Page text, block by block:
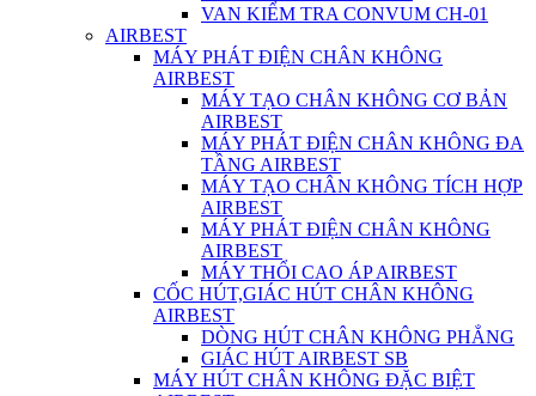
VAN KIỂM TRA CONVUM CH-01
AIRBEST
MÁY PHÁT ĐIỆN CHÂN KHÔNG
AIRBEST
MÁY TẠO CHÂN KHÔNG CƠ BẢN
AIRBEST
MÁY PHÁT ĐIỆN CHÂN KHÔNG ĐA
TẦNG AIRBEST
MÁY TẠO CHÂN KHÔNG TÍCH HỢP
AIRBEST
MÁY PHÁT ĐIỆN CHÂN KHÔNG
AIRBEST
MÁY THỔI CAO ÁP AIRBEST
CỐC HÚT,GIÁC HÚT CHÂN KHÔNG
AIRBEST
DÒNG HÚT CHÂN KHÔNG PHẲNG
GIÁC HÚT AIRBEST SB
MÁY HÚT CHÂN KHÔNG ĐẶC BIỆT